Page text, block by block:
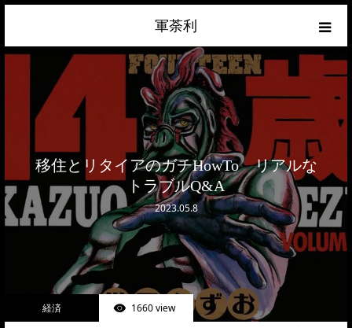
軍荼利
移住とリタイアのガチHowTo リアルな
トラブルQ&A
2023.05.8
経済 1660 view
経済
ネトウヨ
政治
ライフハック
サイトマップ
about